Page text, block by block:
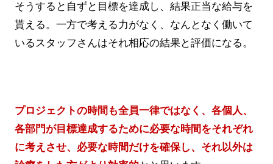
そうすると自ずと目標を達成し、結果正当な給与を
貰える。一方で考える力がなく、なんとなく働いて
いるスタッフさんはそれ相応の結果と評価になる。
プロジェクトの時間も全員一律ではなく、各個人、
各部門が目標達成するために必要な時間をそれぞれ
に考えさせ、必要な時間だけを確保し、それ以外は